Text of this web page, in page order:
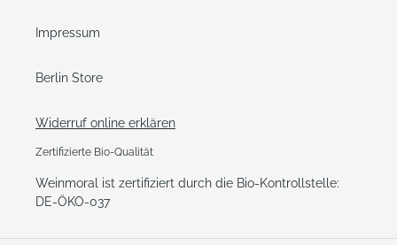
Impressum
Berlin Store
Widerruf online erklären
Zertifizierte Bio-Qualität
Weinmoral ist zertifiziert durch die Bio-Kontrollstelle:
DE-ÖKO-037